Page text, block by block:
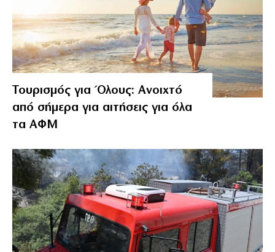
Τουρισμός για Όλους: Ανοιχτό
από σήμερα για αιτήσεις για όλα
τα ΑΦΜ